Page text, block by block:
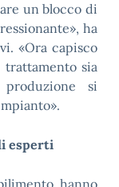
un blocco di
ha
«Ora capisco
sia
si
esperti
hanno